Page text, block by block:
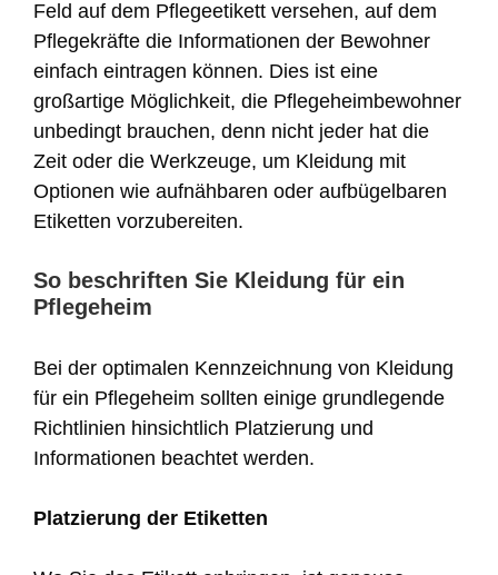
Feld auf dem Pflegeetikett versehen, auf dem
Pflegekräfte die Informationen der Bewohner
einfach eintragen können. Dies ist eine
großartige Möglichkeit, die Pflegeheimbewohner
unbedingt brauchen, denn nicht jeder hat die
Zeit oder die Werkzeuge, um Kleidung mit
Optionen wie aufnähbaren oder aufbügelbaren
Etiketten vorzubereiten.
So beschriften Sie Kleidung für ein
Pflegeheim
Bei der optimalen Kennzeichnung von Kleidung
für ein Pflegeheim sollten einige grundlegende
Richtlinien hinsichtlich Platzierung und
Informationen beachtet werden.
Platzierung der Etiketten